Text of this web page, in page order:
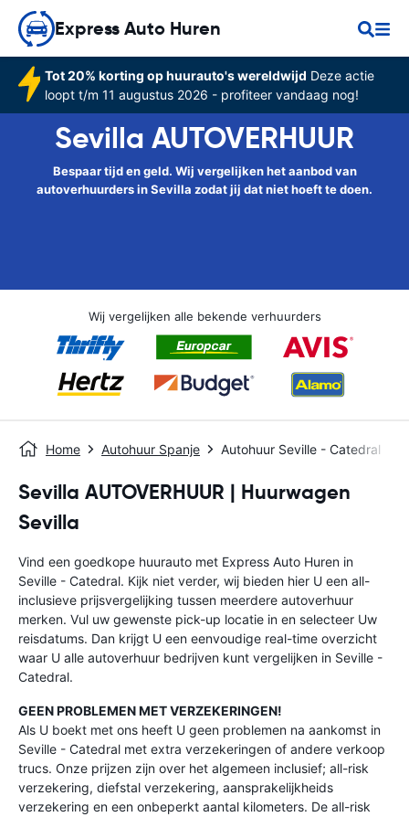
Express Auto Huren
Tot 20% korting op huurauto's wereldwijd Deze actie
loopt t/m 11 augustus 2026 - profiteer vandaag nog!
Sevilla AUTOVERHUUR
Bespaar tijd en geld. Wij vergelijken het aanbod van
autoverhuurders in Sevilla zodat jij dat niet hoeft te doen.
Wij vergelijken alle bekende verhuurders
Home Autohuur Spanje Autohuur Seville - Catedral
Sevilla AUTOVERHUUR | Huurwagen
Sevilla
Vind een goedkope huurauto met Express Auto Huren in
Seville - Catedral. Kijk niet verder, wij bieden hier U een all-
inclusieve prijsvergelijking tussen meerdere autoverhuur
merken. Vul uw gewenste pick-up locatie in en selecteer Uw
reisdatums. Dan krijgt U een eenvoudige real-time overzicht
waar U alle autoverhuur bedrijven kunt vergelijken in Seville -
Catedral.
GEEN PROBLEMEN MET VERZEKERINGEN!
Als U boekt met ons heeft U geen problemen na aankomst in
Seville - Catedral met extra verzekeringen of andere verkoop
trucs. Onze prijzen zijn over het algemeen inclusief; all-risk
verzekering, diefstal verzekering, aansprakelijkheids
verzekering en een onbeperkt aantal kilometers. De all-risk